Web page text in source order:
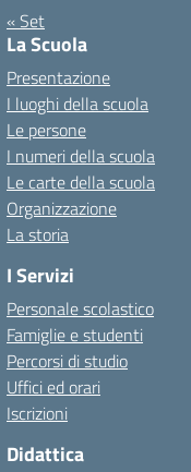
« Set
La Scuola
Presentazione
I luoghi della scuola
Le persone
I numeri della scuola
Le carte della scuola
Organizzazione
La storia
I Servizi
Personale scolastico
Famiglie e studenti
Percorsi di studio
Uffici ed orari
Iscrizioni
Didattica